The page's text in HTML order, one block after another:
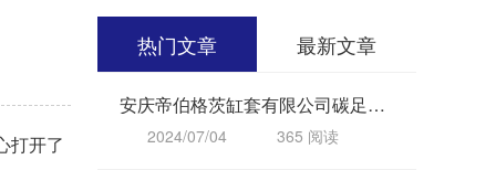
打开了
热门文章 最新文章
安庆帝伯格茨缸套有限公司碳足迹评价报告-GEN3型缸套-盖章版
2024/07/04 365 阅读